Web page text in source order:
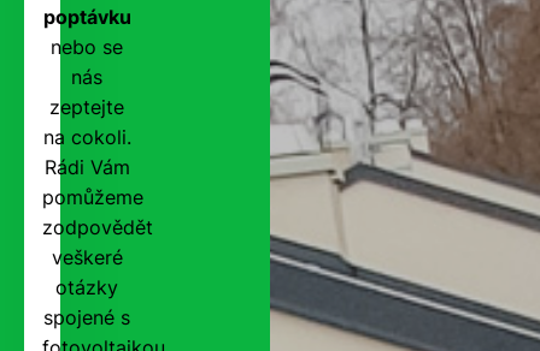
poptávku
nebo se
nás
zeptejte
na cokoli.
Rádi Vám
pomůžeme
zodpovědět
veškeré
otázky
spojené s